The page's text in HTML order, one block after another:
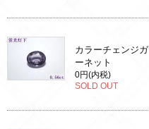
カラーチェンジガ
ーネット
0円(内税)
SOLD OUT